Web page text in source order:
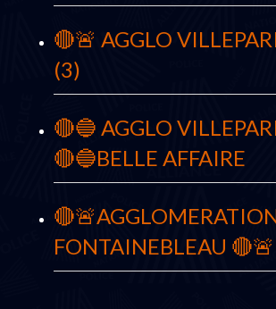
🔴🚨 AGGLO
(3)
🔴🔵 AGGLO
🔴🔵BELLE AFFAIRE
FONTAINEBLEAU